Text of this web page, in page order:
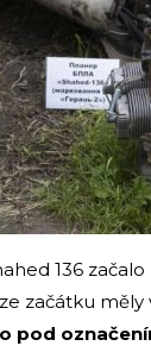
136
začátku
pod